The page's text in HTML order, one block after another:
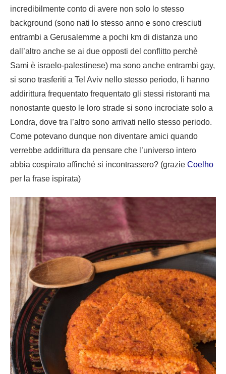
incredibilmente conto di avere non solo lo stesso
background (sono nati lo stesso anno e sono cresciuti
entrambi a Gerusalemme a pochi km di distanza uno
dall’altro anche se ai due opposti del conflitto perchè
Sami è israelo-palestinese) ma sono anche entrambi gay,
si sono trasferiti a Tel Aviv nello stesso periodo, lì hanno
addirittura frequentato frequentato gli stessi ristoranti ma
nonostante questo le loro strade si sono incrociate solo a
Londra, dove tra l’altro sono arrivati nello stesso periodo.
Come potevano dunque non diventare amici quando
verrebbe addirittura da pensare che l’universo intero
abbia cospirato affinché si incontrassero? (grazie Coelho
per la frase ispirata)